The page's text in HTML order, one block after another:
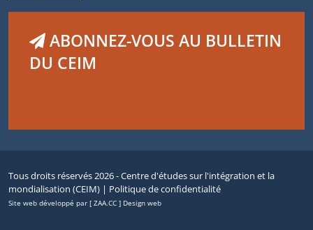
ABONNEZ-VOUS AU BULLETIN
DU CEIM
Tous droits réservés 2026 - Centre d'études sur l'intégration et la
mondialisation (CEIM) | Politique de confidentialité
Site web développé par [ ZAA.CC ] Design web